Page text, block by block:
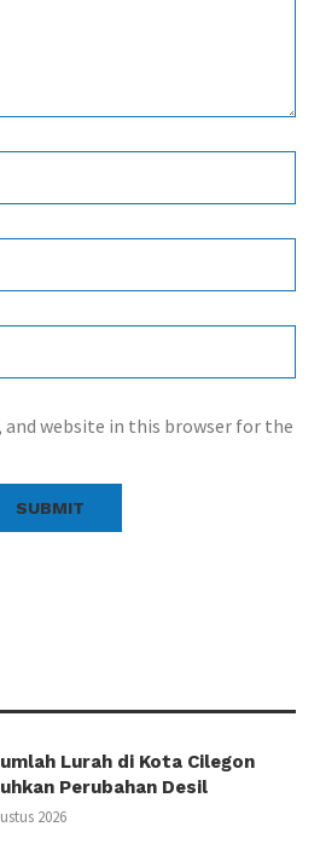
and website in this browser for the
Lurah di Kota Cilegon
Perubahan Desil
2026